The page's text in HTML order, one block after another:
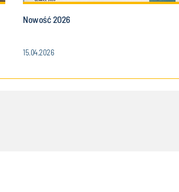
Nowość 2026
15.04.2026